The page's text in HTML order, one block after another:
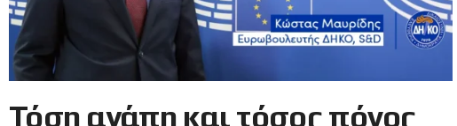
Τόση αγάπη και τόσος πόνος